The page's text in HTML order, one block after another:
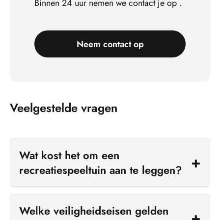
Binnen 24 uur nemen we contact je op .
Neem contact op
Veelgestelde vragen
Wat kost het om een
recreatiespeeltuin aan te leggen?
De kosten voor een complete recreatiespeeltuin
liggen tussen €400 en €1.200 per vierkante
Welke veiligheidseisen gelden